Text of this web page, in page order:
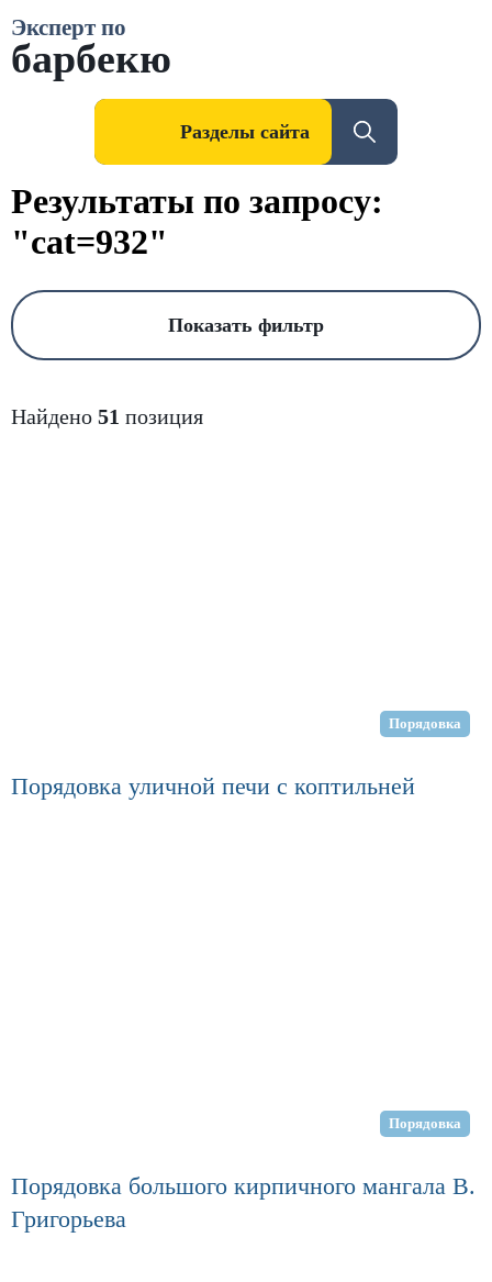
Эксперт по
барбекю
Разделы сайта
Результаты по запросу:
"cat=932"
Показать фильтр
Найдено 51 позиция
Порядовка
Порядовка уличной печи с коптильней
Порядовка
Порядовка большого кирпичного мангала В.
Григорьева